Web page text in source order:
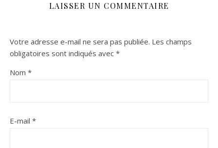
LAISSER UN COMMENTAIRE
Votre adresse e-mail ne sera pas publiée. Les champs
obligatoires sont indiqués avec *
Nom *
E-mail *